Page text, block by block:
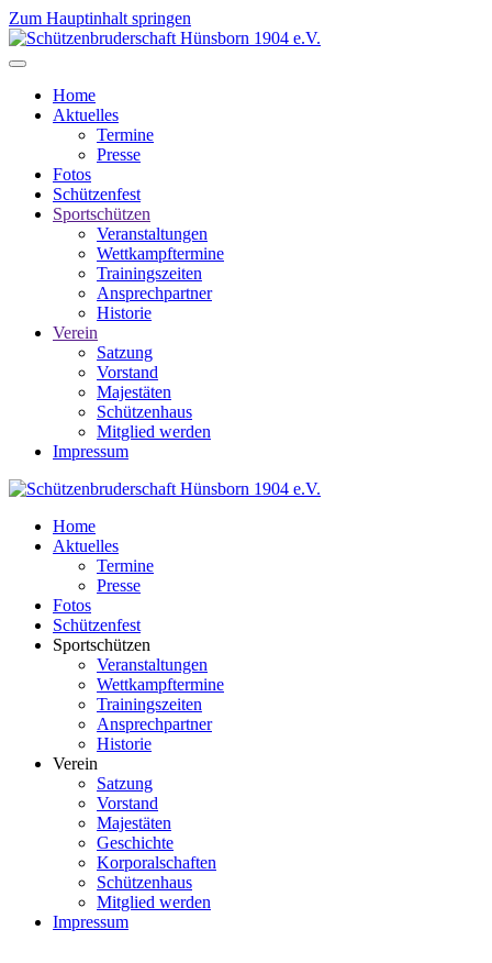
Zum Hauptinhalt springen
Home
Aktuelles
Termine
Presse
Fotos
Schützenfest
Sportschützen
Veranstaltungen
Wettkampftermine
Trainingszeiten
Ansprechpartner
Historie
Verein
Satzung
Vorstand
Majestäten
Schützenhaus
Mitglied werden
Impressum
Home
Aktuelles
Termine
Presse
Fotos
Schützenfest
Sportschützen
Veranstaltungen
Wettkampftermine
Trainingszeiten
Ansprechpartner
Historie
Verein
Satzung
Vorstand
Majestäten
Geschichte
Korporalschaften
Schützenhaus
Mitglied werden
Impressum